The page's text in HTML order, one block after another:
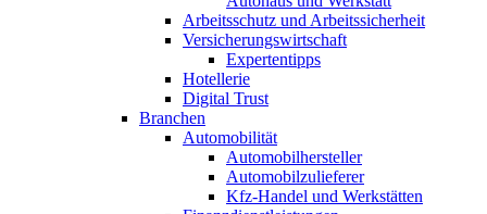
Arbeitsschutz und Arbeitssicherheit
Versicherungswirtschaft
Expertentipps
Hotellerie
Digital Trust
Branchen
Automobilität
Automobilhersteller
Automobilzulieferer
Kfz-Handel und Werkstätten